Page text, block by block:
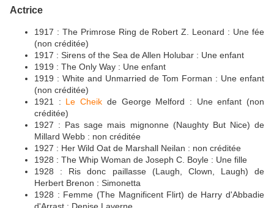
Actrice
1917 : The Primrose Ring de Robert Z. Leonard : Une fée
(non créditée)
1917 : Sirens of the Sea de Allen Holubar : Une enfant
1919 : The Only Way : Une enfant
1919 : White and Unmarried de Tom Forman : Une enfant
(non créditée)
1921 : Le Cheik de George Melford : Une enfant (non
créditée)
1927 : Pas sage mais mignonne (Naughty But Nice) de
Millard Webb : non créditée
1927 : Her Wild Oat de Marshall Neilan : non créditée
1928 : The Whip Woman de Joseph C. Boyle : Une fille
1928 : Ris donc paillasse (Laugh, Clown, Laugh) de
Herbert Brenon : Simonetta
1928 : Femme (The Magnificent Flirt) de Harry d'Abbadie